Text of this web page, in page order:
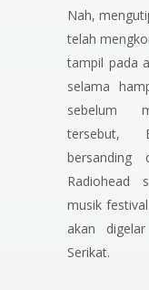
Nah,
telah
tampil pada
selama
sebelum
tersebut,
bersanding
Radiohead
musik
akan
Serikat.